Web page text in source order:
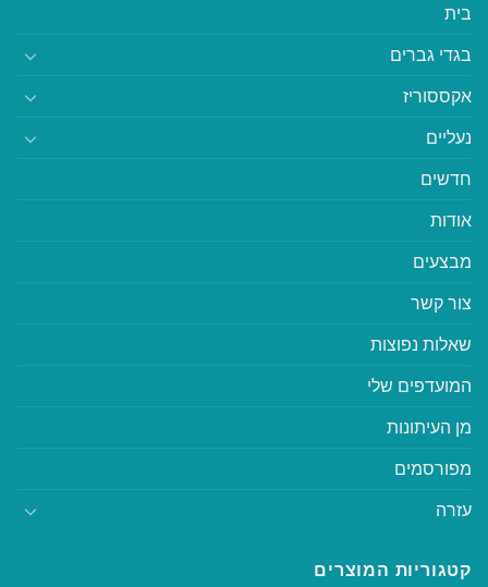
בית
בגדי גברים
אקססוריז
נעליים
חדשים
אודות
מבצעים
צור קשר
שאלות נפוצות
המועדפים שלי
מן העיתונות
מפורסמים
עזרה
קטגוריות המוצרים